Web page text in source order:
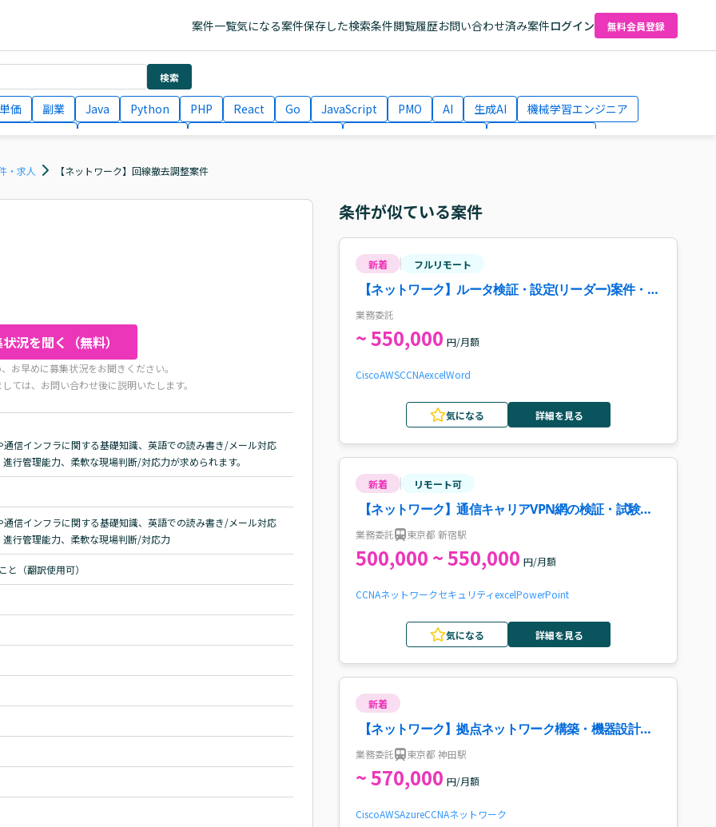
案件一覧気になる案件保存した検索条件閲覧履歴お問い合わせ済み案件ログイン 無料会員登録
検索
価 副業 Java Python PHP React Go JavaScript PMO AI 生成AI
機械学習エンジニア
月収100万円 業務委託
・求人 【ネットワーク】回線撤去調整案件
況を聞く（無料）
お早めに募集状況をお聞きください。
ては、お問い合わせ後に説明いたします。
信インフラに関する基礎知識、英語での読み書き/メール対応
行管理能力、柔軟な現場判断/対応力が求められます。
信インフラに関する基礎知識、英語での読み書き/メール対応
行管理能力、柔軟な現場判断/対応力
（翻訳使用可）
条件が似ている案件
新着 フルリモート
【ネットワーク】ルータ検証・設定(リーダー)案件・求
人
業務委託
~ 550,000 円/月額
CiscoAWSCCNAexcelWord
気になる 詳細を見る
新着 リモート可
【ネットワーク】通信キャリアVPN網の検証・試験支
援案件・求人
業務委託 東京都 新宿駅
500,000 ~ 550,000 円/月額
CCNAネットワークセキュリティexcelPowerPoint
気になる 詳細を見る
新着
【ネットワーク】拠点ネットワーク構築・機器設計・
構築（リーダー）案件・求人
業務委託 東京都 神田駅
~ 570,000 円/月額
CiscoAWSAzureCCNAネットワーク